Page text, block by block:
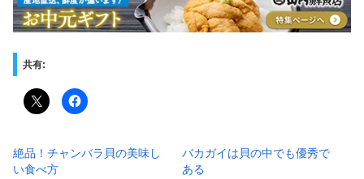
共有:
絶品！チャンバラ貝の美味し
い食べ方
バカガイは貝の中でも優秀で
ある